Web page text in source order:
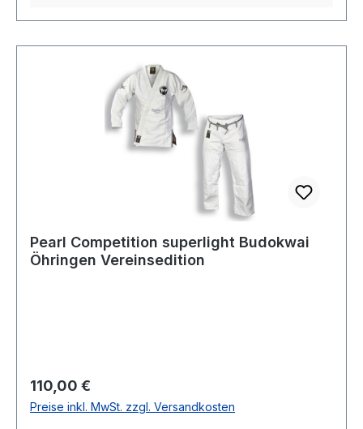
Pearl Competition superlight Budokwai
Öhringen Vereinsedition
Regulärer Preis:
110,00 €
Preise inkl. MwSt. zzgl. Versandkosten